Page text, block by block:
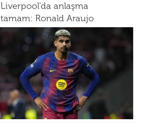
Liverpool'da anlaşma
tamam: Ronald Araujo